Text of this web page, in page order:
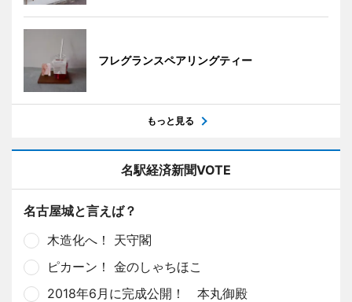
フレグランスペアリングティー
もっと見る
名駅経済新聞VOTE
名古屋城と言えば？
木造化へ！ 天守閣
ピカーン！ 金のしゃちほこ
2018年6月に完成公開！ 本丸御殿